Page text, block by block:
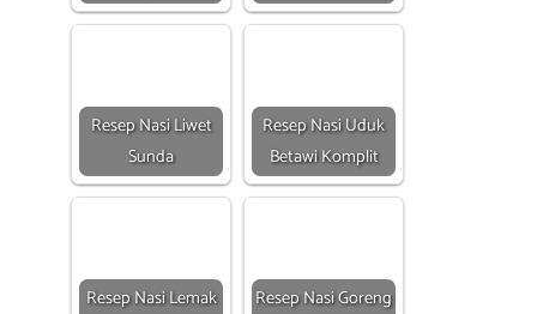
Resep Nasi Liwet
Sunda
Resep Nasi Uduk
Betawi Komplit
Resep Nasi Lemak
Resep Nasi Goreng